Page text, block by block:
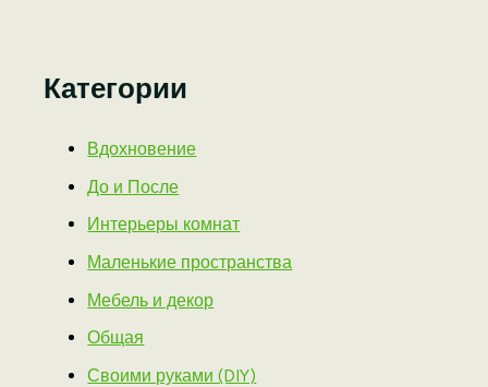
Категории
Вдохновение
До и После
Интерьеры комнат
Маленькие пространства
Мебель и декор
Общая
Своими руками (DIY)